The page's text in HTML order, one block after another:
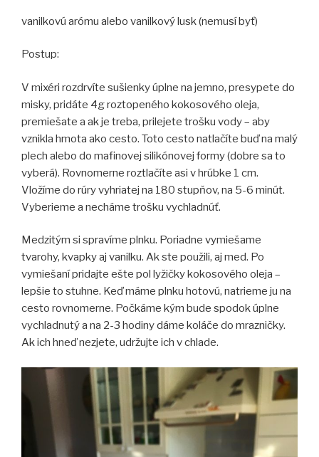
vanilkovú arómu alebo vanilkový lusk (nemusí byť)
Postup:
V mixéri rozdrvíte sušienky úplne na jemno, presypete do
misky, pridáte 4g roztopeného kokosového oleja,
premiešate a ak je treba, prilejete trošku vody – aby
vznikla hmota ako cesto. Toto cesto natlačíte buď na malý
plech alebo do mafinovej silikónovej formy (dobre sa to
vyberá). Rovnomerne roztlačíte asi v hrúbke 1 cm.
Vložíme do rúry vyhriatej na 180 stupňov, na 5-6 minút.
Vyberieme a necháme trošku vychladnúť.
Medzitým si spravíme plnku. Poriadne vymiešame
tvarohy, kvapky aj vanilku. Ak ste použili, aj med. Po
vymiešaní pridajte ešte pol lyžičky kokosového oleja –
lepšie to stuhne. Keď máme plnku hotovú, natrieme ju na
cesto rovnomerne. Počkáme kým bude spodok úplne
vychladnutý a na 2-3 hodiny dáme koláče do mrazničky.
Ak ich hneď nezjete, udržujte ich v chlade.